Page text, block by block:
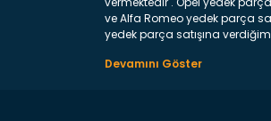
ve Alfa Romeo yedek parça
yedek parça satışına
belirttiğimiz parçalar sizlere
üretilmiş disk ile teması